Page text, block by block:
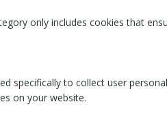
only includes cookies that
specifically to collect user
on your website.